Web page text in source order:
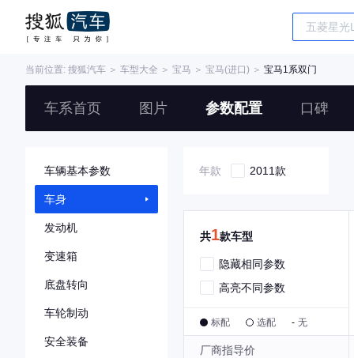
当前位置: 搜狐汽车 ＞ 车型大全 ＞ 宝马 ＞ 宝马(进口) ＞ 宝马1系双门
车系首页 图片 参数配置 口碑
车辆基本参数
车身
发动机
变速箱
底盘转向
车轮制动
安全装备
年款 2011款
共1款车型
隐藏相同参数
高亮不同参数
标配 选配 - 无
厂商指导价